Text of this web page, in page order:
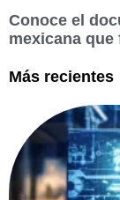
Conoce el
mexicana
Más recientes